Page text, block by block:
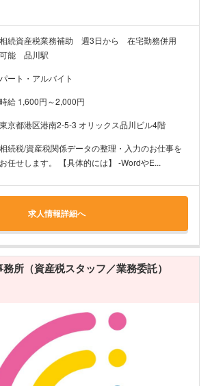
相続資産税業務補助 週3日から 在宅勤務併用
可能 品川駅
パート・アルバイト
時給 1,600円～2,000円
東京都港区港南2-5-3 オリックス品川ビル4階
相続税/資産税関係データの整理・入力のお仕事を
お任せします。 【具体的には】 -WordやE...
求人情報詳細へ
所（資産税スタッフ／業務委託）